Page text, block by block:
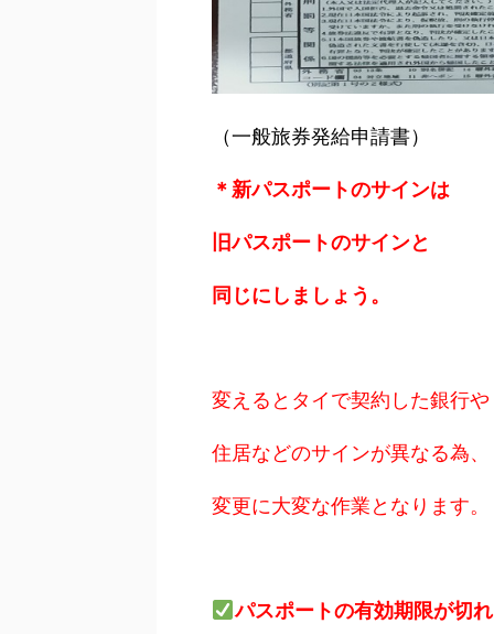
（一般旅券発給申請書）
＊新パスポートのサインは
旧パスポートのサインと
同じにしましょう。
変えるとタイで契約した銀行や
住居などのサインが異なる為、
変更に大変な作業となります。
パスポートの有効期限が切